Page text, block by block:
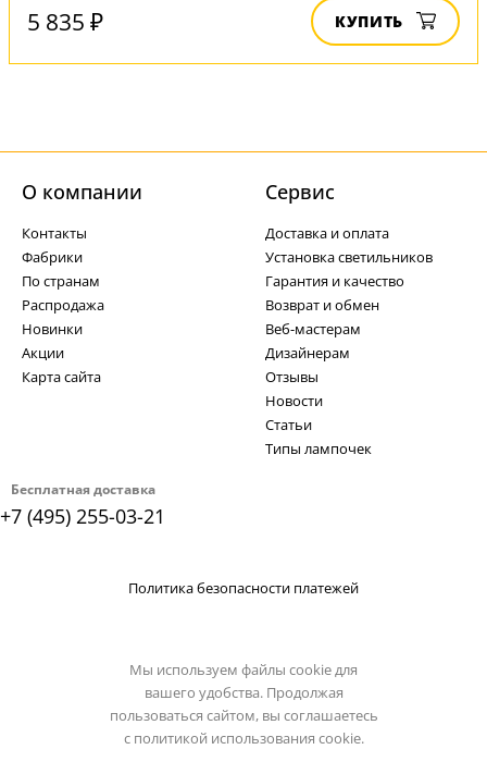
5 835 ₽ КУПИТЬ
Бесплатная доставка
+7 (495) 255-03-21
О компании
Контакты
Фабрики
По странам
Распродажа
Новинки
Акции
Карта сайта
Cервис
Доставка и оплата
Установка светильников
Гарантия и качество
Возврат и обмен
Веб-мастерам
Дизайнерам
Отзывы
Новости
Статьи
Типы лампочек
Политика безопасности платежей
Мы используем файлы cookie для
вашего удобства. Продолжая
пользоваться сайтом, вы соглашаетесь
с политикой использования cookie.